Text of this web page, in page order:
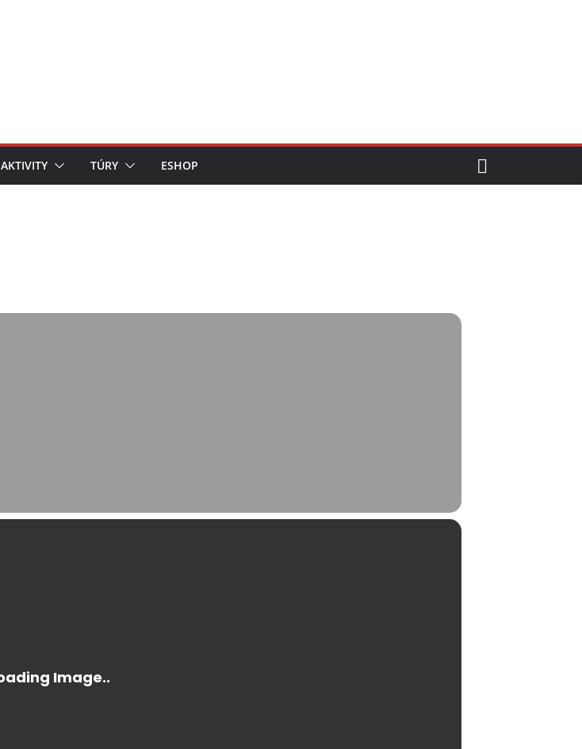
AKTIVITY TÚRY ESHOP